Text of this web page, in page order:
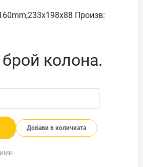
Произв:
колона.
Добави в количката